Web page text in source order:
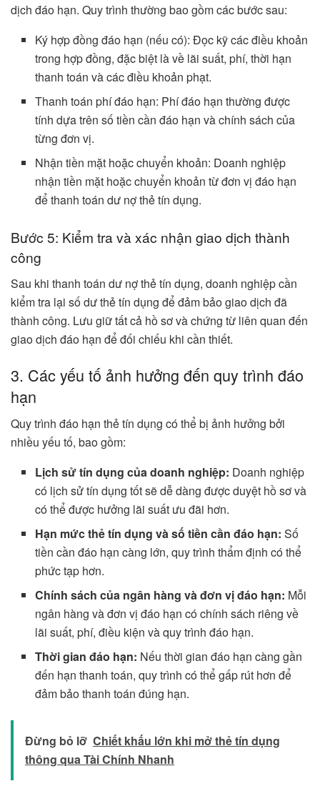
dịch đáo hạn. Quy trình thường bao gồm các bước sau:
Ký hợp đồng đáo hạn (nếu có): Đọc kỹ các điều khoản
trong hợp đồng, đặc biệt là về lãi suất, phí, thời hạn
thanh toán và các điều khoản phạt.
Thanh toán phí đáo hạn: Phí đáo hạn thường được
tính dựa trên số tiền cần đáo hạn và chính sách của
từng đơn vị.
Nhận tiền mặt hoặc chuyển khoản: Doanh nghiệp
nhận tiền mặt hoặc chuyển khoản từ đơn vị đáo hạn
để thanh toán dư nợ thẻ tín dụng.
Bước 5: Kiểm tra và xác nhận giao dịch thành
công
Sau khi thanh toán dư nợ thẻ tín dụng, doanh nghiệp cần
kiểm tra lại số dư thẻ tín dụng để đảm bảo giao dịch đã
thành công. Lưu giữ tất cả hồ sơ và chứng từ liên quan đến
giao dịch đáo hạn để đối chiếu khi cần thiết.
3. Các yếu tố ảnh hưởng đến quy trình đáo
hạn
Quy trình đáo hạn thẻ tín dụng có thể bị ảnh hưởng bởi
nhiều yếu tố, bao gồm:
Lịch sử tín dụng của doanh nghiệp: Doanh nghiệp
có lịch sử tín dụng tốt sẽ dễ dàng được duyệt hồ sơ và
có thể được hưởng lãi suất ưu đãi hơn.
Hạn mức thẻ tín dụng và số tiền cần đáo hạn: Số
tiền cần đáo hạn càng lớn, quy trình thẩm định có thể
phức tạp hơn.
Chính sách của ngân hàng và đơn vị đáo hạn: Mỗi
ngân hàng và đơn vị đáo hạn có chính sách riêng về
lãi suất, phí, điều kiện và quy trình đáo hạn.
Thời gian đáo hạn: Nếu thời gian đáo hạn càng gần
đến hạn thanh toán, quy trình có thể gấp rút hơn để
đảm bảo thanh toán đúng hạn.
Đừng bỏ lỡ Chiết khấu lớn khi mở thẻ tín dụng
thông qua Tài Chính Nhanh